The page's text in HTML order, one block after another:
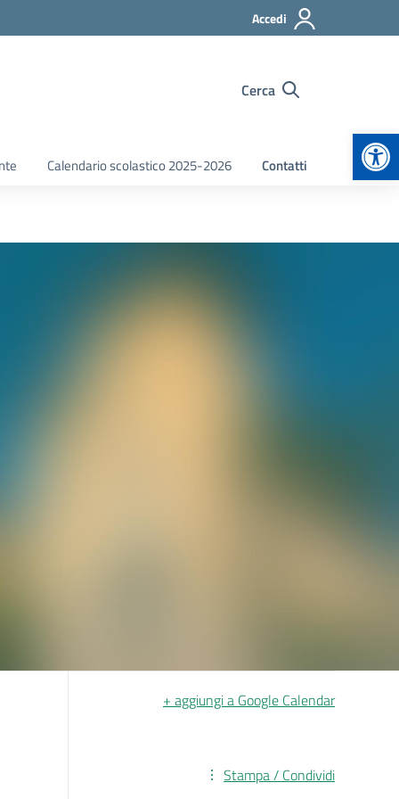
Accedi
Cerca
Calendario scolastico 2025-2026 Contatti
+ aggiungi a Google Calendar
Stampa / Condividi